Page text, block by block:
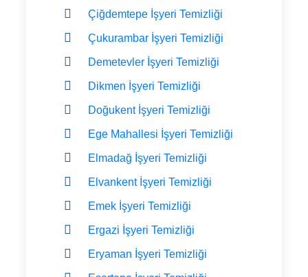
Çiğdemtepe İşyeri Temizliği
Çukurambar İşyeri Temizliği
Demetevler İşyeri Temizliği
Dikmen İşyeri Temizliği
Doğukent İşyeri Temizliği
Ege Mahallesi İşyeri Temizliği
Elmadağ İşyeri Temizliği
Elvankent İşyeri Temizliği
Emek İşyeri Temizliği
Ergazi İşyeri Temizliği
Eryaman İşyeri Temizliği